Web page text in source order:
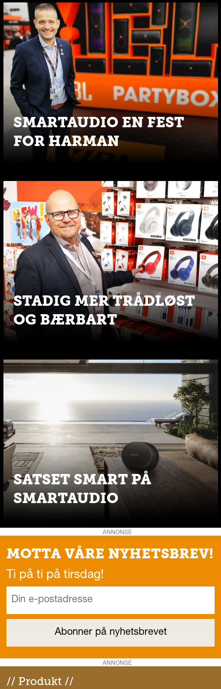
SMARTAUDIO EN FEST
FOR HARMAN
STADIG MER TRÅDLØST
OG BÆRBART
SATSET SMART PÅ
SMARTAUDIO
ANNONSE
MOTTA VÅRE NYHETSBREV!
Ti på ti på tirsdag!
ANNONSE
// Produkt //